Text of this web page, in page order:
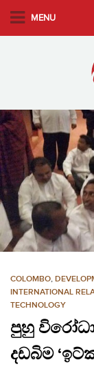
m
a
i
n
c
o
n
t
e
MENU
COLOMBO,
INTERNATIONAL
TECHNOLOGY
පුහු
දඩබිම